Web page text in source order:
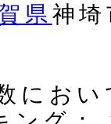
県 神
にお